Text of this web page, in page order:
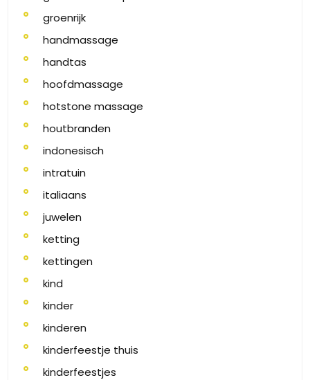
groenrijk
handmassage
handtas
hoofdmassage
hotstone massage
houtbranden
indonesisch
intratuin
italiaans
juwelen
ketting
kettingen
kind
kinder
kinderen
kinderfeestje thuis
kinderfeestjes